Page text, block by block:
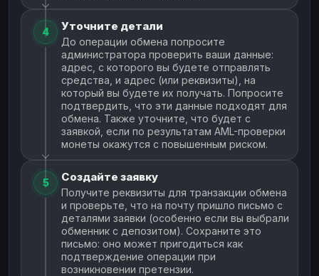
4 Уточните детали
До операции обмена попросите
администратора проверить ваши данные:
адрес, с которого вы будете отправлять
средства, и адрес (или реквизиты), на
который вы будете их получать. Попросите
подтвердить, что эти данные подходят для
обмена. Также уточните, что будет с
заявкой, если по результатам AML-проверки
монеты окажутся с повышенным риском.
5 Создайте заявку
Получите реквизиты для транзакции обмена
и проверьте, что на почту пришло письмо с
деталями заявки (особенно если вы выбрали
обменник с депозитом). Сохраните это
письмо: оно может пригодиться как
подтверждение операции при
возникновении претензии.